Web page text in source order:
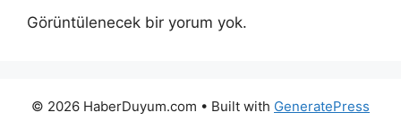
Görüntülenecek bir yorum yok.
© 2026 HaberDuyum.com • Built with GeneratePress